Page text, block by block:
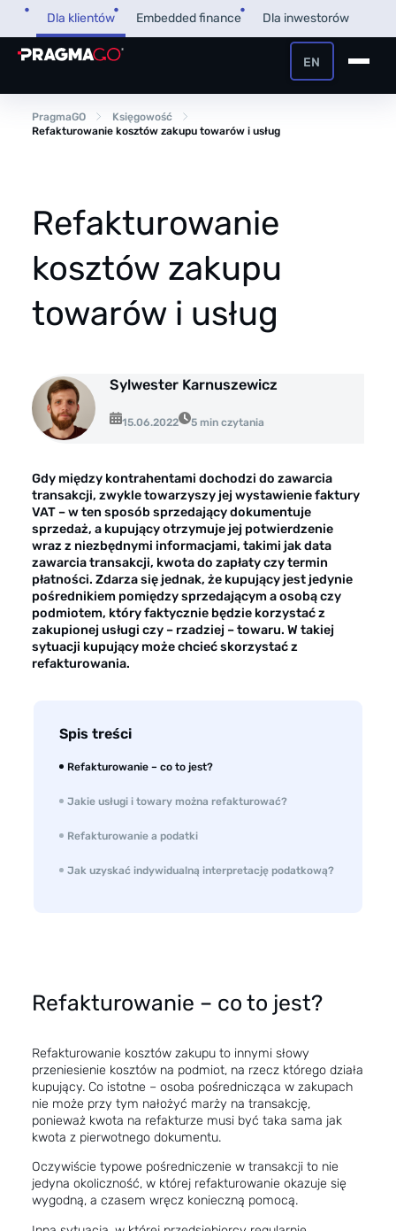
Przejdź
treści
Dla klientów Embedded finance Dla inwestorów
Pożyczka dla firm
Wiedza
Poradnik
Przegląd Pragmatyczny
Opinie klientów
Case study klientów
Dla mediów
Kontakt
EN
+48 32 450 02 22
PragmaGO
Księgowość
Refakturowanie kosztów zakupu towarów i usług
Refakturowanie
kosztów zakupu
towarów i usług
Sylwester Karnuszewicz
15.06.2022 5 min czytania
Gdy między kontrahentami dochodzi do zawarcia
transakcji, zwykle towarzyszy jej wystawienie faktury
VAT – w ten sposób sprzedający dokumentuje
sprzedaż, a kupujący otrzymuje jej potwierdzenie
wraz z niezbędnymi informacjami, takimi jak data
zawarcia transakcji, kwota do zapłaty czy termin
płatności. Zdarza się jednak, że kupujący jest jedynie
pośrednikiem pomiędzy sprzedającym a osobą czy
podmiotem, który faktycznie będzie korzystać z
zakupionej usługi czy – rzadziej – towaru. W takiej
sytuacji kupujący może chcieć skorzystać z
refakturowania.
Spis treści
Refakturowanie – co to jest?
Jakie usługi i towary można refakturować?
Refakturowanie a podatki
Jak uzyskać indywidualną interpretację podatkową?
Refakturowanie – co to jest?
Refakturowanie kosztów zakupu to innymi słowy
przeniesienie kosztów na podmiot, na rzecz którego działa
kupujący. Co istotne – osoba pośrednicząca w zakupach
nie może przy tym nałożyć marży na transakcję,
ponieważ kwota na refakturze musi być taka sama jak
kwota z pierwotnego dokumentu.
Oczywiście typowe pośredniczenie w transakcji to nie
jedyna okoliczność, w której refakturowanie okazuje się
wygodną, a czasem wręcz konieczną pomocą.